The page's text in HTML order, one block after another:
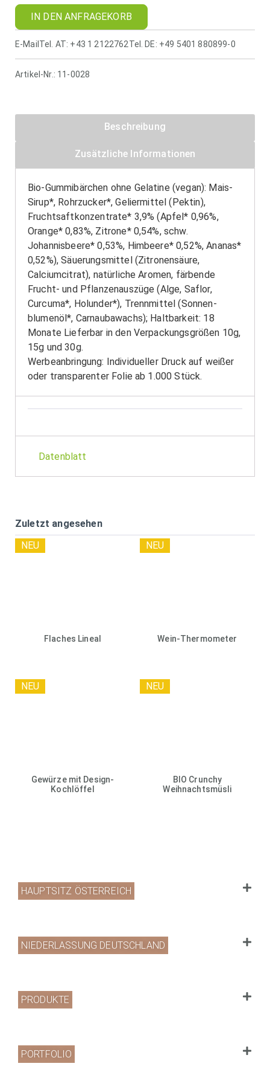
IN DEN ANFRAGEKORB
E-Mail Tel. AT: +43 1 2122762Tel. DE: +49 5401 880899-0
Artikel-Nr.: 11-0028
Beschreibung
Zusätzliche Informationen
Bio-Gummibärchen ohne Gelatine (vegan): Mais-
Sirup*, Rohrzucker*, Geliermittel (Pektin),
Fruchtsaftkonzentrate* 3,9% (Apfel* 0,96%,
Orange* 0,83%, Zitrone* 0,54%, schw.
Johannisbeere* 0,53%, Himbeere* 0,52%, Ananas*
0,52%), Säuerungsmittel (Zitronensäure,
Calciumcitrat), natürliche Aromen, färbende
Frucht- und Pflanzenauszüge (Alge, Saflor,
Curcuma*, Holunder*), Trennmittel (Sonnen-
blumenöl*, Carnaubawachs); Haltbarkeit: 18
Monate Lieferbar in den Verpackungsgrößen 10g,
15g und 30g.
Werbeanbringung: Individueller Druck auf weißer
oder transparenter Folie ab 1.000 Stück.
Datenblatt
Zuletzt angesehen
Flaches Lineal
NEU
Wein-Thermometer
NEU
Gewürze mit Design-
Kochlöffel
NEU
BIO Crunchy
Weihnachtsmüsli
NEU
HAUPTSITZ ÖSTERREICH
NIEDERLASSUNG DEUTSCHLAND
PRODUKTE
PORTFOLIO